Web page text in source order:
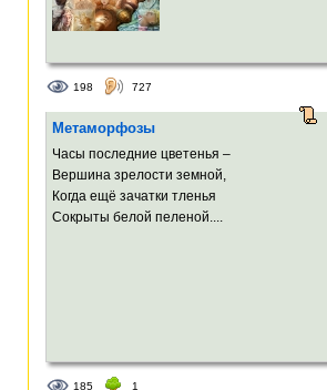
198 727
Метаморфозы
Часы последние цветенья –
Вершина зрелости земной,
Когда ещё зачатки тленья
Сокрыты белой пеленой....
185 1